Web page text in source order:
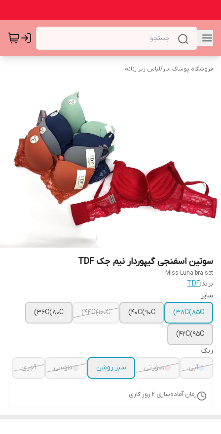
فروشگاه پوشاک انار/لباس زیر زنانه
سوتین اسفنجی گیپوردار نیم جک TDF
Miss Luna bra set
برند:TDF
سایز
38C(85C)
40C(90C)
44C(100C)
36C(80C)
42C(95C)
رنگ
آبی
صورتی سبز روشن طوسی آجری
زمان آماده‌سازی 2 روز کاری